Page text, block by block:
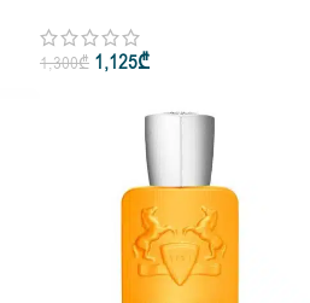
• 125ml
1,300₾ 1,125₾